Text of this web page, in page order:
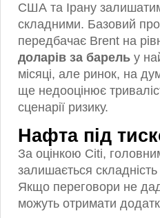
США та Ірану
складними. Базовий
передбачає Brent на
доларів за барель у
місяці, але ринок, на
ще недооцінює
сценарії ризику.
Нафта під
За оцінкою Citi,
залишається
Якщо переговори не
можуть отримати